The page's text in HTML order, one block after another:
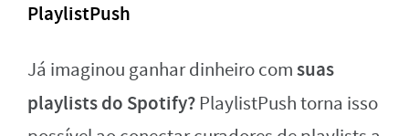
PlaylistPush
Já imaginou ganhar dinheiro comsuas
playlists do Spotify? PlaylistPush torna isso